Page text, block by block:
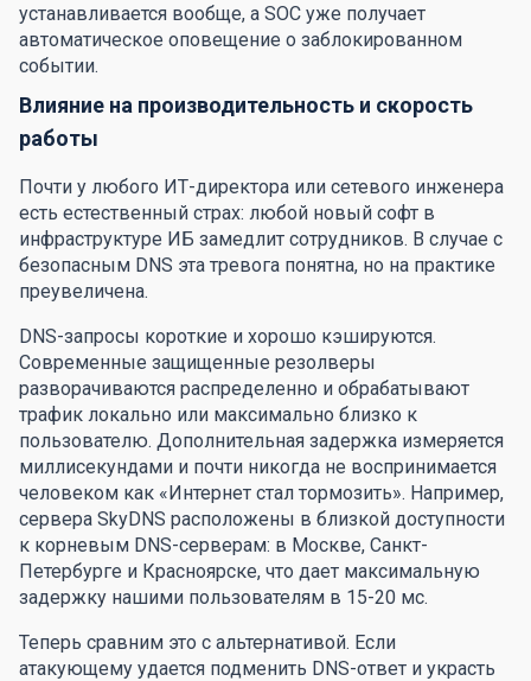
устанавливается вообще, а SOC уже получает
автоматическое оповещение о заблокированном
событии.
Влияние на производительность и скорость
работы
Почти у любого ИТ-директора или сетевого инженера
есть естественный страх: любой новый софт в
инфраструктуре ИБ замедлит сотрудников. В случае с
безопасным DNS эта тревога понятна, но на практике
преувеличена.
DNS-запросы короткие и хорошо кэшируются.
Современные защищенные резолверы
разворачиваются распределенно и обрабатывают
трафик локально или максимально близко к
пользователю. Дополнительная задержка измеряется
миллисекундами и почти никогда не воспринимается
человеком как «Интернет стал тормозить». Например,
сервера SkyDNS расположены в близкой доступности
к корневым DNS-серверам: в Москве, Санкт-
Петербурге и Красноярске, что дает максимальную
задержку нашими пользователям в 15-20 мс.
Теперь сравним это с альтернативой. Если
атакующему удается подменить DNS-ответ и украсть